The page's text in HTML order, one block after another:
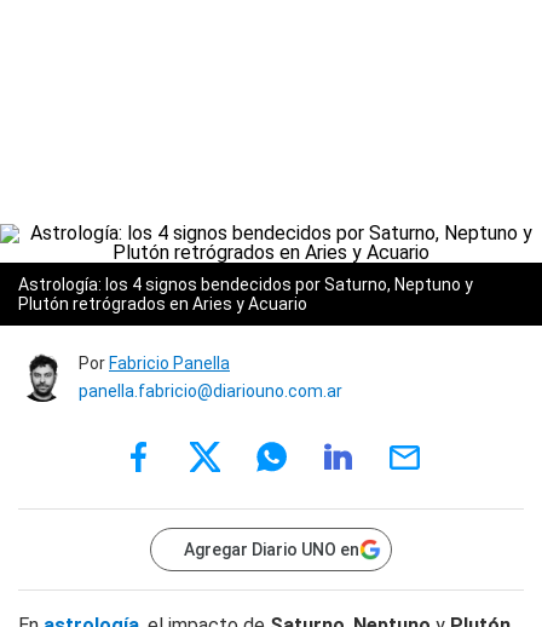
Astrología: los 4 signos bendecidos por Saturno, Neptuno y
Plutón retrógrados en Aries y Acuario
Por Fabricio Panella
panella.fabricio@diariouno.com.ar
Agregar Diario UNO en